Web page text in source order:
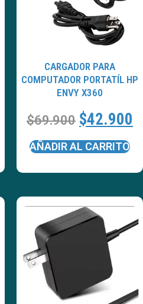
CARGADOR PARA
COMPUTADOR PORTATÍL HP
ENVY X360
$69.900 $42.900
AÑADIR AL CARRITO